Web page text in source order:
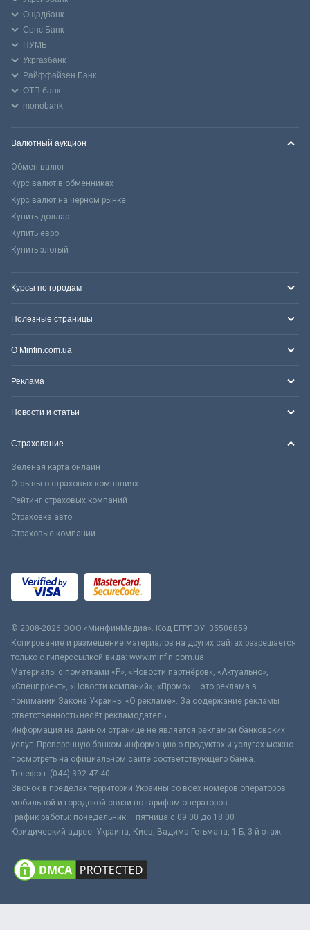
Ощадбанк
Сенс Банк
ПУМБ
Укргазбанк
Райффайзен Банк
ОТП банк
monobank
Валютный аукцион
Обмен валют
Курс валют в обменниках
Курс валют на черном рынке
Купить доллар
Купить евро
Купить злотый
Курсы по городам
Полезные страницы
О Minfin.com.ua
Реклама
Новости и статьи
Страхование
Зеленая карта онлайн
Отзывы о страховых компаниях
Рейтинг страховых компаний
Страховка авто
Страховые компании
© 2008-2026 ООО «МинфинМедиа». Код ЕГРПОУ: 35506859
Копирование и размещение материалов на других сайтах разрешается
только с гиперссылкой вида: www.minfin.com.ua
Материалы с пометками «Р», «Новости партнёров», «Актуально»,
«Спецпроект», «Новости компаний», «Промо» – это реклама в
понимании Закона Украины «О рекламе». За содержание рекламы
ответственность несёт рекламодатель.
Информация на данной странице не является рекламой банковских
услуг. Проверенную банком информацию о продуктах и услугах можно
посмотреть на официальном сайте соответствующего банка.
Телефон: (044) 392-47-40
Звонок в пределах территории Украины со всех номеров операторов
мобильной и городской связи по тарифам операторов
График работы: понедельник – пятница с 09:00 до 18:00
Юридический адрес: Украина, Киев, Вадима Гетьмана, 1-Б, 3-й этаж